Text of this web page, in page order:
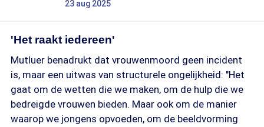
23 aug 2025
'Het raakt iedereen'
Mutluer benadrukt dat vrouwenmoord geen incident
is, maar een uitwas van structurele ongelijkheid: "Het
gaat om de wetten die we maken, om de hulp die we
bedreigde vrouwen bieden. Maar ook om de manier
waarop we jongens opvoeden, om de beeldvorming